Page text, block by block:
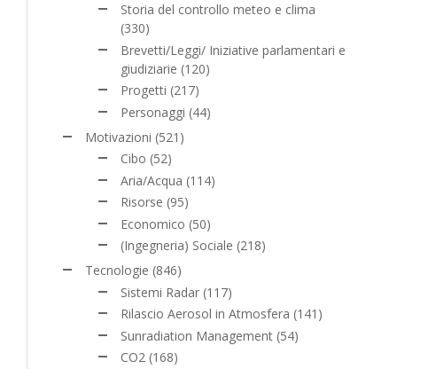
Storia del controllo meteo e clima
(330)
Brevetti/Leggi/ Iniziative parlamentari e
giudiziarie (120)
Progetti (217)
Personaggi (44)
Motivazioni (521)
Cibo (52)
Aria/Acqua (114)
Risorse (95)
Economico (50)
(Ingegneria) Sociale (218)
Tecnologie (846)
Sistemi Radar (117)
Rilascio Aerosol in Atmosfera (141)
Sunradiation Management (54)
CO2 (168)